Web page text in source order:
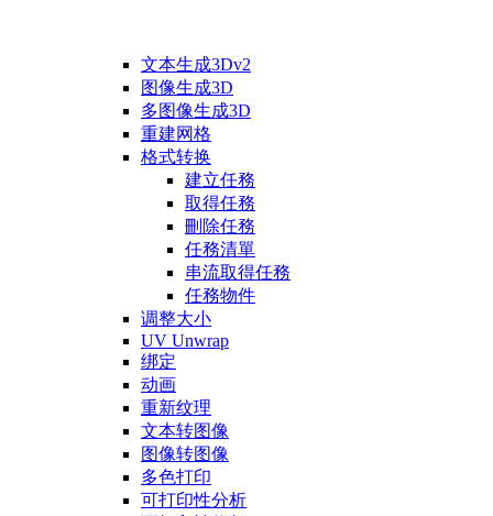
文本生成3Dv2
图像生成3D
多图像生成3D
重建网格
格式转换
建立任務
取得任務
刪除任務
任務清單
串流取得任務
任務物件
调整大小
UV Unwrap
绑定
动画
重新纹理
文本转图像
图像转图像
多色打印
可打印性分析